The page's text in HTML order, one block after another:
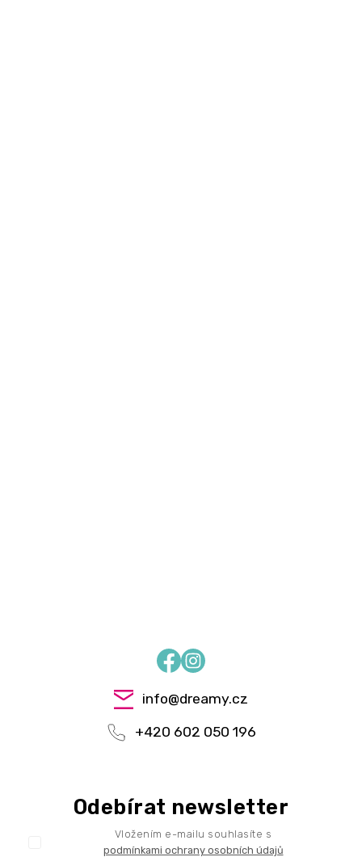
FacebookInstagram
info@dreamy.cz
+420 602 050 196
Odebírat newsletter
Vložením e-mailu souhlasíte s
podmínkami ochrany osobních údajů